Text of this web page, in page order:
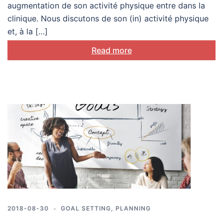
augmentation de son activité physique entre dans la
clinique. Nous discutons de son (in) activité physique
et, à la […]
Read more
2018-08-30 GOAL SETTING, PLANNING